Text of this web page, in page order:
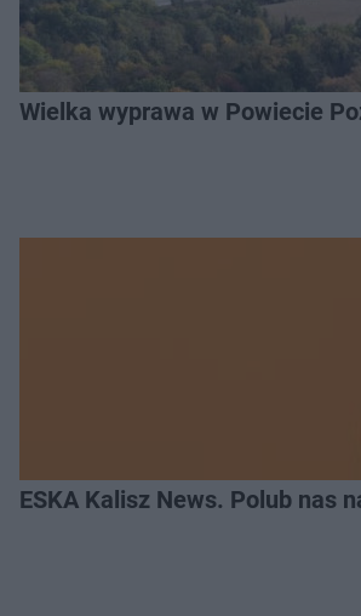
Wielka wyprawa w Powiecie
ESKA Kalisz News. Polub nas